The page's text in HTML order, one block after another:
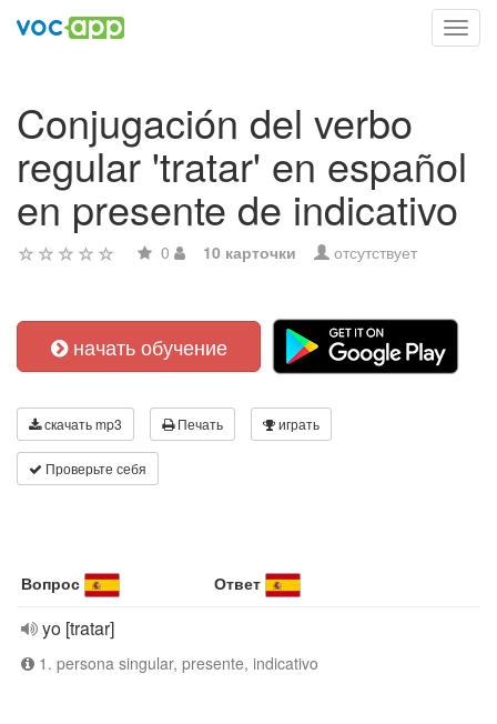
Conjugación del verbo
regular 'tratar' en español
en presente de indicativo
0 10 карточки отсутствует
начать обучение
скачать mp3 Печать играть
Проверьте себя
Вопрос Ответ
yo [tratar]
1. persona singular, presente, indicativo